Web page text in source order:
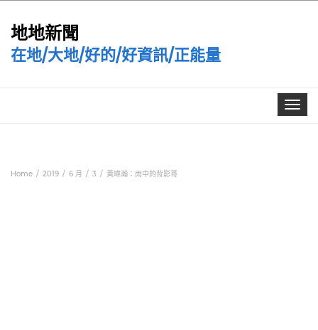
地地新聞
在地/大地/好的/好資訊/正能量
Toggle
Home 2019 6 月 3 黃暐瀚：雨中的背影哥